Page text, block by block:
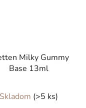
Milky Gummy
Base 13ml
Skladom (>5 ks)